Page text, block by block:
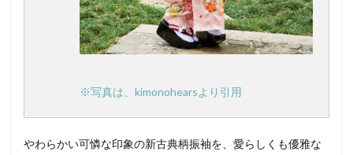
※写真は、kimonohearsより引用
やわらかい可憐な印象の新古典柄振袖を、愛らしくも優雅な